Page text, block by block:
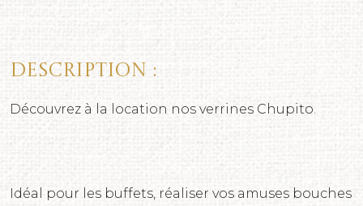
Description :
Découvrez à la location nos verrines Chupito.
Idéal pour les buffets, réaliser vos amuses bouches